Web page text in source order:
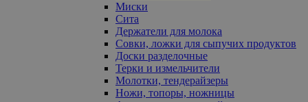
Миски
Сита
Держатели для молока
Совки, ложки для сыпучих продуктов
Доски разделочные
Терки и измельчители
Молотки, тендерайзеры
Ножи, топоры, ножницы